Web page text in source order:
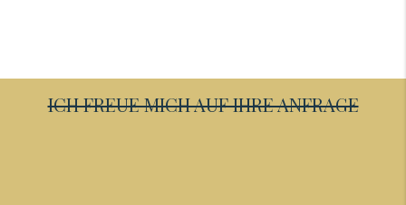
ICH FREUE MICH AUF IHRE ANFRAGE